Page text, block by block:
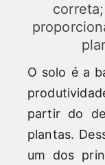
b
o
k
O solo é a
partir do
plantas.
um dos